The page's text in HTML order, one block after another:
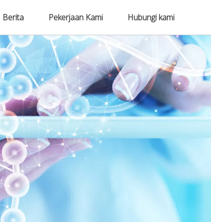
Berita Pekerjaan Kami Hubungi kami